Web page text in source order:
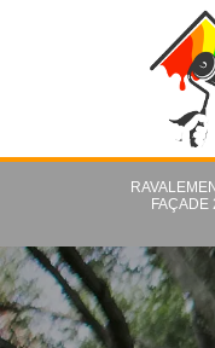
FAÇADE